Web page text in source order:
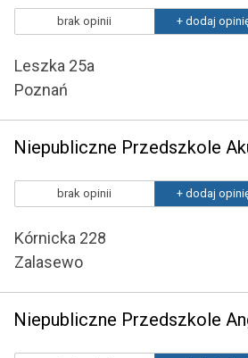
brak opinii + dodaj
Leszka 25a
Poznań
Niepubliczne Przedszkole
brak opinii + dodaj
Kórnicka 228
Zalasewo